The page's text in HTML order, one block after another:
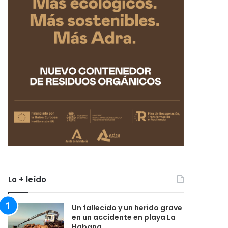
Lo + leído
Un fallecido y un herido grave
en un accidente en playa La